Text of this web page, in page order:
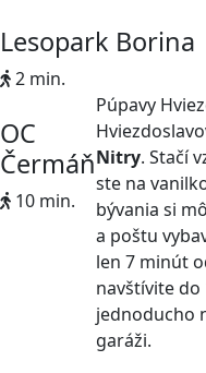
Lesopark Borina
2 min.
OC
Čermáň
10 min.
Púpavy
Nitry. Stačí
ste na
bývania si
a poštu
len 7 minút
navštívite
jednoducho
garáži.